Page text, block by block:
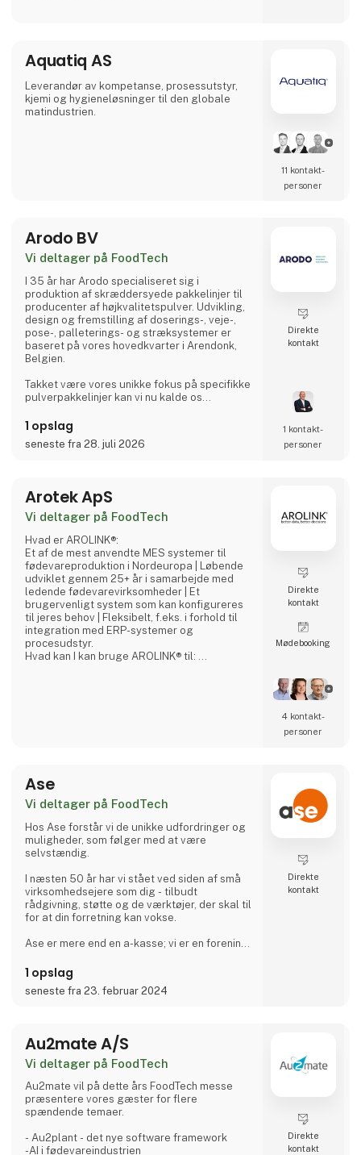
Aquatiq AS
Leverandør av kompetanse, prosessutstyr,
kjemi og hygieneløsninger til den globale
matindustrien.
11 kontakt­
personer
Arodo BV
Vi deltager på FoodTech
I 35 år har Arodo specialiseret sig i
produktion af skræddersyede pakkelinjer til
producenter af højkvalitetspulver. Udvikling,
design og fremstilling af doserings-, veje-,
pose-, palleterings- og stræksystemer er
baseret på vores hovedkvarter i Arendonk,
Belgien.
Takket være vores unikke fokus på specifikke
pulverpakkelinjer kan vi nu kalde os
teknologi er det eneste system i verden, der
er i stand til at vakuumpakke pulver med
vores posefyldningsmaskiner.
1 opslag
seneste fra 28. juli 2026
Direkte
kontakt
1 kontakt­
personer
Arotek ApS
Vi deltager på FoodTech
Hvad er AROLINK®:
Et af de mest anvendte MES systemer til
fødevareproduktion i Nordeuropa | Løbende
udviklet gennem 25+ år i samarbejde med
ledende fødevarevirksomheder | Et
brugervenligt system som kan konfigureres
til jeres behov | Fleksibelt, f.eks. i forhold til
integration med ERP-systemer og
procesudstyr.
Hvad kan I kan bruge AROLINK® til:
Direkte
kontakt
Møde­booking
4 kontakt­
personer
Ase
Vi deltager på FoodTech
Hos Ase forstår vi de unikke udfordringer og
muligheder, som følger med at være
selvstændig.
I næsten 50 år har vi stået ved siden af små
virksomhedsejere som dig - tilbudt
rådgivning, støtte og de værktøjer, der skal til
for at din forretning kan vokse.
Ase er mere end en a-kasse; vi er en forening
selvstændige i Danmark med de daglige
udfordringer.
løsninger lige fra juridisk rådgivning til
økonomiske fordele.
Som selvstændig er din tid værdifuld. Derfor
har vi gjort det nemt for dig: Ét nummer giver
1 opslag
seneste fra 23. februar 2024
Direkte
kontakt
Au2mate A/S
Vi deltager på FoodTech
Au2mate vil på dette års FoodTech messe
præsentere vores gæster for flere
spændende temaer.
- Au2plant - det nye software framework
-AI i fødevareindustrien
Direkte
kontakt